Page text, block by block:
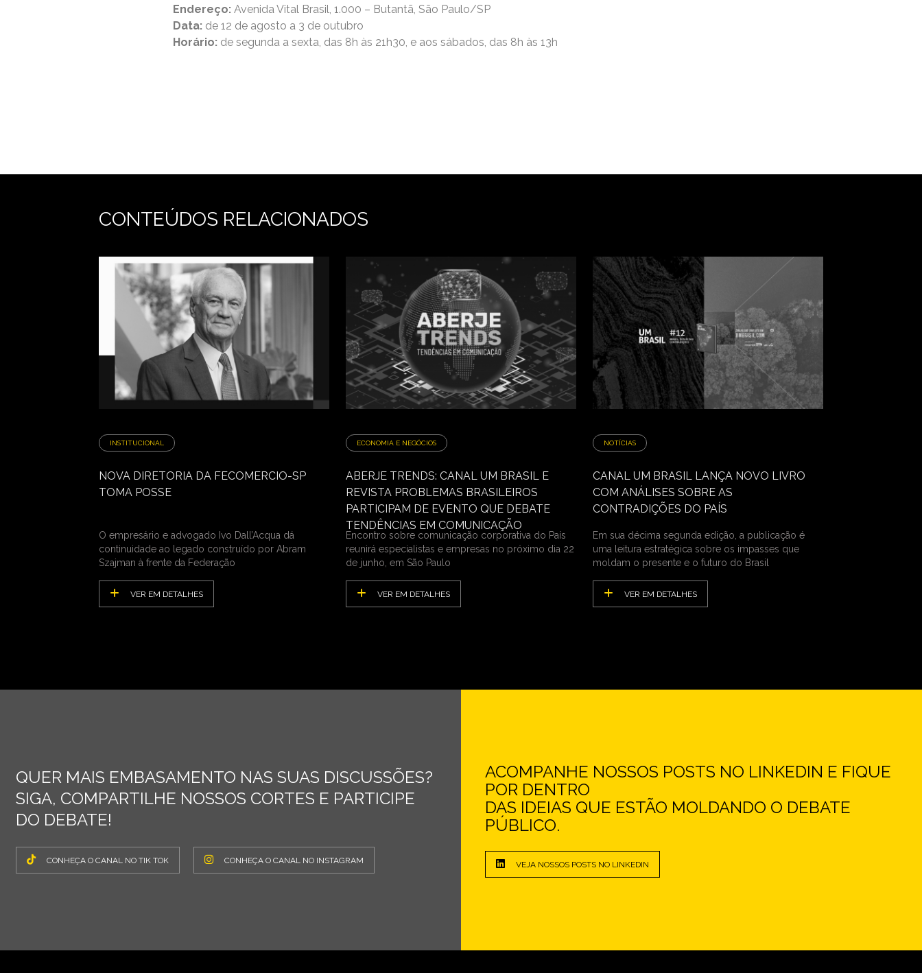
Endereço: Avenida Vital Brasil, 1.000 – Butantã, São Paulo/SP
Data: de 12 de agosto a 3 de outubro
Horário: de segunda a sexta, das 8h às 21h30, e aos sábados, das 8h às 13h
CONTEÚDOS RELACIONADOS
INSTITUCIONAL
NOVA DIRETORIA DA FECOMERCIO-SP
TOMA POSSE
O empresário e advogado Ivo Dall’Acqua dá
continuidade ao legado construído por Abram
Szajman à frente da Federação
VER EM DETALHES
ECONOMIA E NEGÓCIOS
ABERJE TRENDS: CANAL UM BRASIL E
REVISTA PROBLEMAS BRASILEIROS
PARTICIPAM DE EVENTO QUE DEBATE
TENDÊNCIAS EM COMUNICAÇÃO
Encontro sobre comunicação corporativa do País
reunirá especialistas e empresas no próximo dia 22
de junho, em São Paulo
VER EM DETALHES
NOTÍCIAS
CANAL UM BRASIL LANÇA NOVO LIVRO
COM ANÁLISES SOBRE AS
CONTRADIÇÕES DO PAÍS
Em sua décima segunda edição, a publicação é
uma leitura estratégica sobre os impasses que
moldam o presente e o futuro do Brasil
VER EM DETALHES
QUER MAIS EMBASAMENTO NAS SUAS DISCUSSÕES?
SIGA, COMPARTILHE NOSSOS CORTES E PARTICIPE
DO DEBATE!
CONHEÇA O CANAL NO TIK TOK CONHEÇA O CANAL NO INSTAGRAM
ACOMPANHE NOSSOS POSTS NO LINKEDIN E FIQUE
POR DENTRO
DAS IDEIAS QUE ESTÃO MOLDANDO O DEBATE
PÚBLICO.
VEJA NOSSOS POSTS NO LINKEDIN